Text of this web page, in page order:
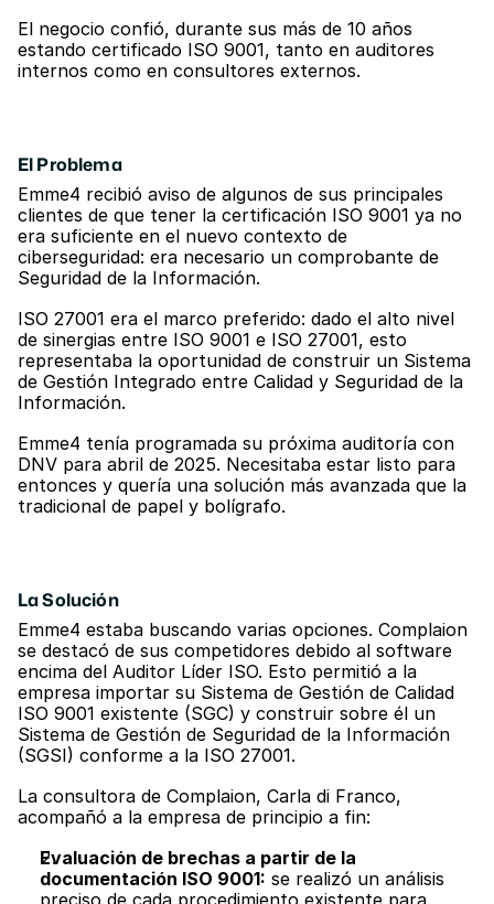
El negocio confió, durante sus más de 10 años
estando certificado ISO 9001, tanto en auditores
internos como en consultores externos.
El Problema
Emme4 recibió aviso de algunos de sus principales
clientes de que tener la certificación ISO 9001 ya no
era suficiente en el nuevo contexto de
ciberseguridad: era necesario un comprobante de
Seguridad de la Información.
ISO 27001 era el marco preferido: dado el alto nivel
de sinergias entre ISO 9001 e ISO 27001, esto
representaba la oportunidad de construir un Sistema
de Gestión Integrado entre Calidad y Seguridad de la
Información.
Emme4 tenía programada su próxima auditoría con
DNV para abril de 2025. Necesitaba estar listo para
entonces y quería una solución más avanzada que la
tradicional de papel y bolígrafo.
La Solución
Emme4 estaba buscando varias opciones. Complaion
se destacó de sus competidores debido al software
encima del Auditor Líder ISO. Esto permitió a la
empresa importar su Sistema de Gestión de Calidad
ISO 9001 existente (SGC) y construir sobre él un
Sistema de Gestión de Seguridad de la Información
(SGSI) conforme a la ISO 27001.
La consultora de Complaion, Carla di Franco,
acompañó a la empresa de principio a fin:
Evaluación de brechas a partir de la
documentación ISO 9001: se realizó un análisis
preciso de cada procedimiento existente para